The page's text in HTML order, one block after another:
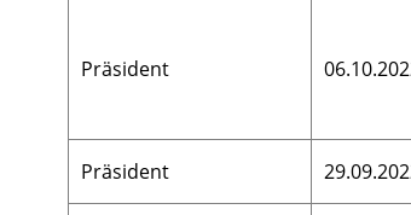
Präsident
Präsident